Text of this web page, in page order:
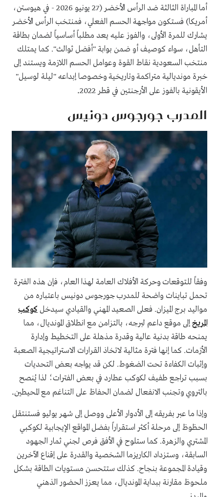
أما المباراة الثالثة ضد الرأس الأخضر (27 يونيو 2026 - في هيوستن،
أمريكا) فستكون مواجهة الحسم الفعلي، فمنتخب الرأس الأخضر
يشارك للمرة الأولى، والفوز عليه يعد مطلباً أساسياً لضمان بطاقة
التأهل، سواء كوصيف أو ضمن بوابة "أفضل ثوالث". كما يمتلك
منتخب السعودية نقاط القوة وعوامل الحسم اللازمة ويستند إلى
خبرة مونديالية متراكمة وتاريخية وخصوصا إبداعه "ليلة لوسيل"
الأيقونية بالفوز على الأرجنتين في قطر 2022
.
المدرب جورجوس دونيس
وفقاً للتوقعات وحركة الأفلاك العامة لهذا العام، فإن هذه الفترة
تحمل تباينات واضحة للمدرب جورجوس دونيس باعتباره من
مواليد برج الميزان. فعلى الصعيد المهني والقيادي سيدخل كوكب
المريخإلى موقع داعم لبرجه، بالتزامن مع انطلاق المونديال، مما
يمنحه طاقة بدنية عالية وقدرة مذهلة على التخطيط وإدارة
الأزمات. كما إنها فترة مثالية لاتخاذ القرارات الاستراتيجية الصعبة
وإثبات الكفاءة تحت الضغوط. لكن قد يواجه بعض التحديات
بسبب تراجع طفيف لكوكب عطارد في بعض الفترات؛ لذا يُنصح
بالتروي وتجنب الانفعال لضمان الحفاظ على التناغم مع المحيطين.
وإذا ما عبر بفريقه إلى الأدوار الأعلى ووصل إلى شهر يوليو فستنتقل
الحظوظ إلى مرحلة أكثر استقراراً بفضل المواقع الإيجابية لكوكبي
المشتري والزهرة. كما ستلوح في الأفق فرص لجني ثمار الجهود
السابقة، وستزداد الكاريزما الشخصية والقدرة على إقناع الآخرين
وقيادة المجموعة بنجاح. كذلك ستتحسن مستويات الطاقة بشكل
ملحوظ مقارنة ببداية المونديال، مما يعزز الحضور الذهني